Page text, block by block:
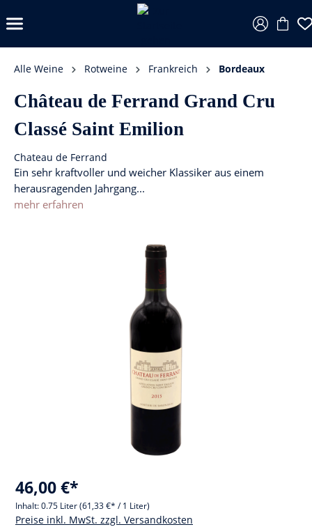
Alle Weine Rotweine Frankreich Bordeaux
Château de Ferrand Grand Cru
Classé Saint Emilion
Chateau de Ferrand
Ein sehr kraftvoller und weicher Klassiker aus einem
herausragenden Jahrgang...
mehr erfahren
46,00 €*
Inhalt:0.75 Liter(61,33 €* / 1 Liter)
Preise inkl. MwSt. zzgl. Versandkosten